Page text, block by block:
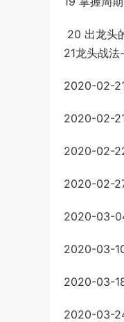
20 出龙头
21龙头战
2020-02-
2020-02-
2020-02-
2020-02-
2020-03-
2020-03-
2020-03-
2020-03-